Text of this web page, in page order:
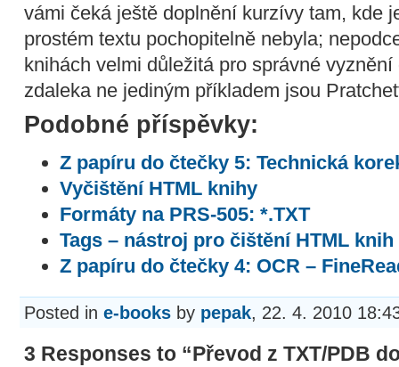
vámi čeká ještě doplnění kurzívy tam, kde
prostém textu pochopitelně nebyla;
knihách velmi důležitá pro správné
zdaleka ne jediným příkladem jsou
Podobné příspěvky:
Z papíru do čtečky 5: Technická
Vyčištění HTML knihy
Formáty na PRS-505: *.TXT
Tags – nástroj pro čištění HTML knih
Z papíru do čtečky 4: OCR –
Posted in e-books by pepak, 22. 4. 2010
3 Responses to “Převod z TXT/PDB